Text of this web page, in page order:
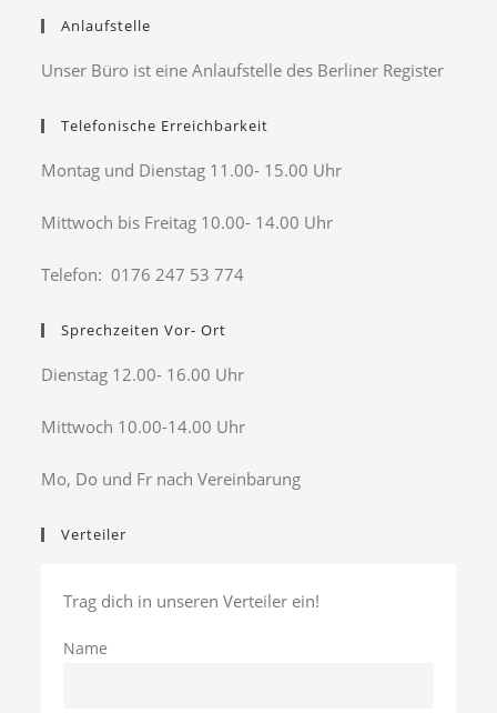
Anlaufstelle
Unser Büro ist eine Anlaufstelle des Berliner Register
Telefonische Erreichbarkeit
Montag und Dienstag 11.00- 15.00 Uhr
Mittwoch bis Freitag 10.00- 14.00 Uhr
Telefon: 0176 247 53 774
Sprechzeiten Vor- Ort
Dienstag 12.00- 16.00 Uhr
Mittwoch 10.00-14.00 Uhr
Mo, Do und Fr nach Vereinbarung
Verteiler
Trag dich in unseren Verteiler ein!
Name